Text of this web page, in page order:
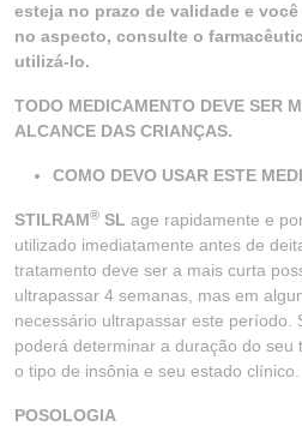
esteja no prazo de validade e
no aspecto, consulte o
utilizá-lo.
TODO MEDICAMENTO DEVE SER
ALCANCE DAS CRIANÇAS.
COMO DEVO USAR ESTE
STILRAM® SL age rapidamente e
utilizado imediatamente antes de
tratamento deve ser a mais curta
ultrapassar 4 semanas, mas em
necessário ultrapassar este período.
poderá determinar a duração do seu
o tipo de insônia e seu estado clínico.
POSOLOGIA